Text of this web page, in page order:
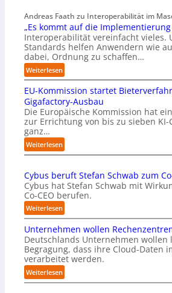
Andreas Faath zu Interoperabilität im
„Es kommt auf die Implementierung
Interoperabilität vereinfacht vieles.
Standards helfen Anwendern wie
dabei, Ordnung zu schaffen…
Weiterlesen:
„
E
s
k
o
m
t
u
f
d
i
e
m
p
l
e
m
e
EU-Kommission startet
Gigafactory-Ausbau
Die Europäische Kommission hat
zur Errichtung von bis zu sieben KI-
ganz…
Weiterlesen:
E
-
K
o
m
i
s
s
i
o
n
Cybus beruft Stefan Schwab zum
Cybus hat Stefan Schwab mit
Co-CEO berufen.
Weiterlesen:
C
y
b
u
s
b
e
Unternehmen wollen
Deutschlands Unternehmen wollen
Begragung, dass ihre Cloud-Daten
verarbeitet werden.
Weiterlesen:
U